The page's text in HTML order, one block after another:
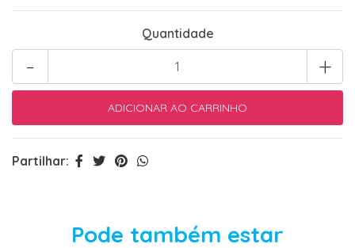
Quantidade
+
-
Partilhar:
Pode também estar